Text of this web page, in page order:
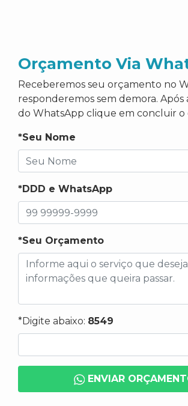
Orçamento Via
Receberemos seu orçamento no
responderemos sem demora. Após
do WhatsApp clique em concluir o
*Seu Nome
*DDD e WhatsApp
*Seu Orçamento
*Digite abaixo: 8549
ENVIAR